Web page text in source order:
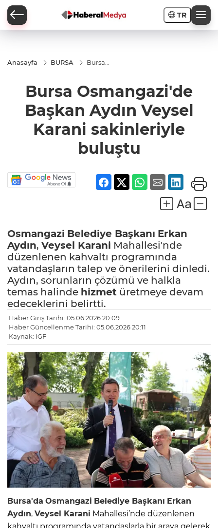
TR
Anasayfa BURSA
Bursa
Veysel Karani
sakinleriyle
Bursa Osmangazi'de
Başkan Aydın Veysel
Karani sakinleriyle
buluştu
Osmangazi Belediye Başkanı Erkan
Aydın, Veysel Karani Mahallesi'nde
düzenlenen kahvaltı programında
vatandaşların talep ve önerilerini dinledi.
Aydın, sorunların çözümü ve halkla
temas halinde hizmet üretmeye devam
edeceklerini belirtti.
Haber Giriş Tarihi: 05.06.2026 20:09
Haber Güncellenme Tarihi: 05.06.2026 20:11
Kaynak: IGF
Bursa'da Osmangazi Belediye Başkanı Erkan
Aydın, Veysel Karani Mahallesi’nde düzenlenen